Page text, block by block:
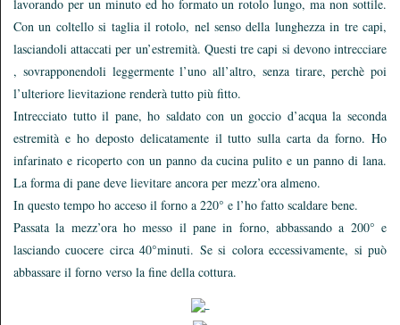
lavorando per un minuto ed ho formato un rotolo lungo, ma non sottile.
Con un coltello si taglia il rotolo, nel senso della lunghezza in tre capi,
lasciandoli attaccati per un’estremità. Questi tre capi si devono intrecciare
, sovrapponendoli leggermente l’uno all’altro, senza tirare, perchè poi
l’ulteriore lievitazione renderà tutto più fitto.
Intrecciato tutto il pane, ho saldato con un goccio d’acqua la seconda
estremità e ho deposto delicatamente il tutto sulla carta da forno. Ho
infarinato e ricoperto con un panno da cucina pulito e un panno di lana.
La forma di pane deve lievitare ancora per mezz’ora almeno.
In questo tempo ho acceso il forno a 220° e l’ho fatto scaldare bene.
Passata la mezz’ora ho messo il pane in forno, abbassando a 200° e
lasciando cuocere circa 40°minuti. Se si colora eccessivamente, si può
abbassare il forno verso la fine della cottura.